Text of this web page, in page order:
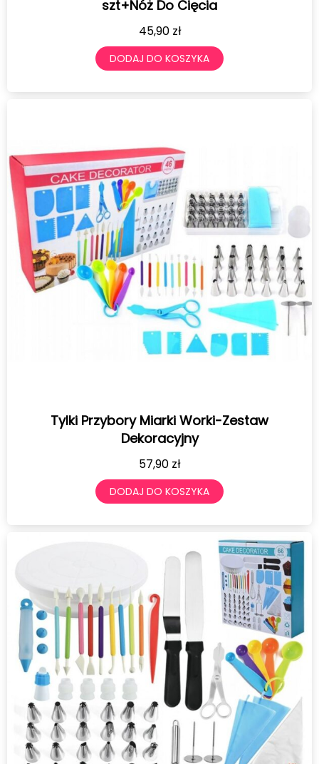
szt+Nóż Do Cięcia
45,90 zł
DODAJ DO KOSZYKA
Tylki Przybory Miarki Worki-Zestaw
Dekoracyjny
57,90 zł
DODAJ DO KOSZYKA